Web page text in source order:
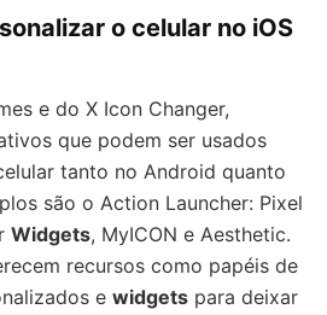
o celular no iOS
e do X Icon Changer,
que podem ser usados
tanto no Android quanto
são o Action Launcher: Pixel
Widgets, MyICON e Aesthetic.
recursos como papéis de
e widgets para deixar